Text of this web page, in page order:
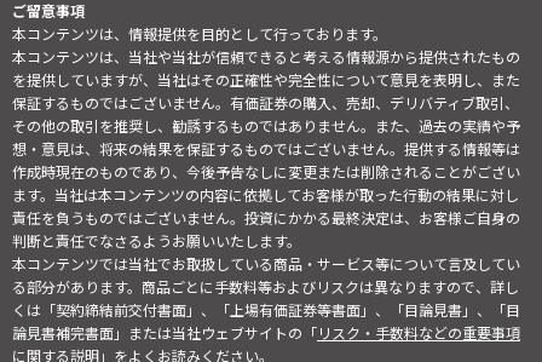
ご留意事項
本コンテンツは、情報提供を目的として行っております。
本コンテンツは、当社や当社が信頼できると考える情報源から提供されたもの
を提供していますが、当社はその正確性や完全性について意見を表明し、また
保証するものではございません。有価証券の購入、売却、デリバティブ取引、
その他の取引を推奨し、勧誘するものではありません。また、過去の実績や予
想・意見は、将来の結果を保証するものではございません。提供する情報等は
作成時現在のものであり、今後予告なしに変更または削除されることがござい
ます。当社は本コンテンツの内容に依拠してお客様が取った行動の結果に対し
責任を負うものではございません。投資にかかる最終決定は、お客様ご自身の
判断と責任でなさるようお願いいたします。
本コンテンツでは当社でお取扱している商品・サービス等について言及してい
る部分があります。商品ごとに手数料等およびリスクは異なりますので、詳し
くは「契約締結前交付書面」、「上場有価証券等書面」、「目論見書」、「目
論見書補完書面」または当社ウェブサイトの「リスク・手数料などの重要事項
に関する説明」をよくお読みください。